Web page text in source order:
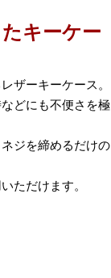
キーケー
ザーキーケース。
どにも不便さを極
ジを締めるだけの
ただけます。